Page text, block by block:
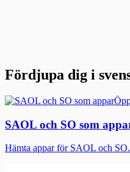
Fördjupa dig i
SAOL och SO som
Hämta appar för SAOL och SO.